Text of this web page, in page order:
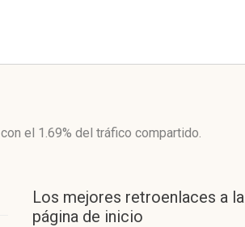
con el 1.69% del tráfico compartido.
Los mejores retroenlaces a la
página de inicio